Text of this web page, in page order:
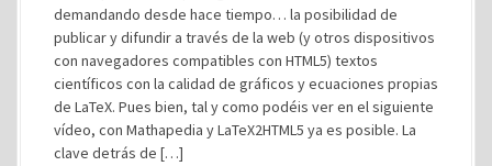
demandando desde hace tiempo… la posibilidad de
publicar y difundir a través de la web (y otros dispositivos
con navegadores compatibles con HTML5) textos
científicos con la calidad de gráficos y ecuaciones propias
de LaTeX. Pues bien, tal y como podéis ver en el siguiente
vídeo, con Mathapedia y LaTeX2HTML5 ya es posible. La
clave detrás de […]